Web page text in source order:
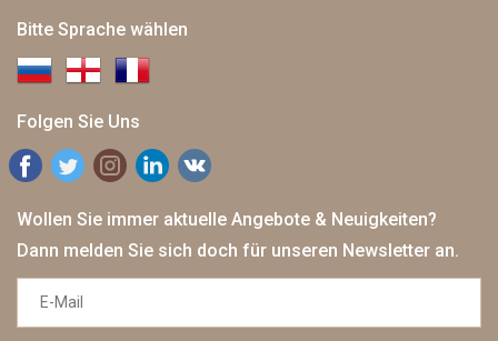
Bitte Sprache wählen
Folgen Sie Uns
Wollen Sie immer aktuelle Angebote & Neuigkeiten?
Dann melden Sie sich doch für unseren Newsletter an.